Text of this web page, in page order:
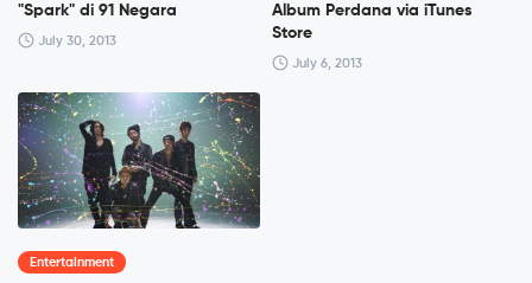
"Spark" di 91 Negara
July 30, 2013
Album Perdana via iTunes
Store
July 6, 2013
Entertainment